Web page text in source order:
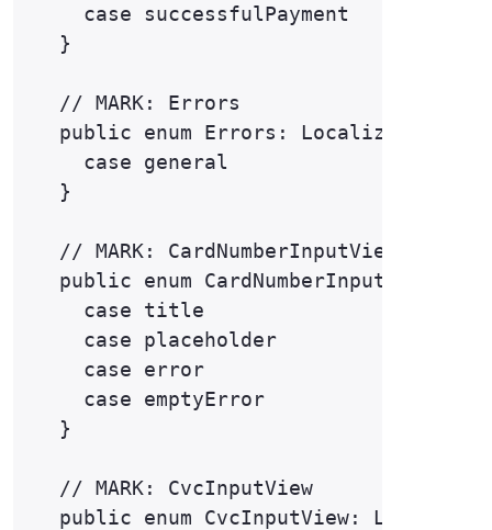
    case successfulPayment
  }
  // MARK: Errors
public enum Errors: LocalizableKey
    case general
  }
  // MARK: CardNumberInputView
public enum CardNumberInputView:
    case title
    case placeholder
    case error
    case emptyError
  }
  // MARK: CvcInputView
public enum CvcInputView: